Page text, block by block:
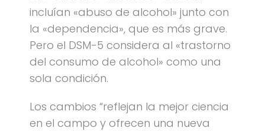
incluían «abuso de alcohol» junto con
la «dependencia», que es más grave.
Pero el DSM-5 considera al «trastorno
del consumo de alcohol» como una
sola condición.
Los cambios “reflejan la mejor ciencia
en el campo y ofrecen una nueva